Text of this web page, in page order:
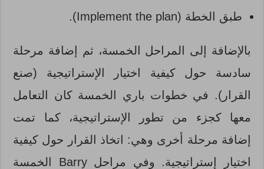
طبق الخطة (Implement the plan).
بالإضافة إلى المراحل الخمسة، ثم إضافة مرحلة
سادسة حول كيفية اختيار الإستراتيجية (صنع
القرار). في خطوات باري الخمسة كان التعامل
معها كجزء من تطور الإستراتيجية، كما تمت
إضافة مرحلة أخرى وهي: اتخاذ القرار حول كيفية
اختيار إستراتيجية. وفي مراحل Barry الخمسة